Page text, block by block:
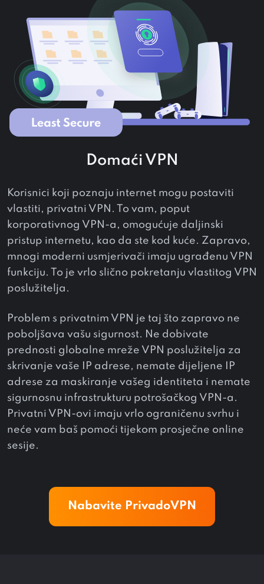
Domaći VPN
Korisnici koji poznaju internet mogu postaviti
vlastiti, privatni VPN. To vam, poput
korporativnog VPN-a, omogućuje daljinski
pristup internetu, kao da ste kod kuće. Zapravo,
mnogi moderni usmjerivači imaju ugrađenu VPN
funkciju. To je vrlo slično pokretanju vlastitog VPN
poslužitelja.
Problem s privatnim VPN je taj što zapravo ne
poboljšava vašu sigurnost. Ne dobivate
prednosti globalne mreže VPN poslužitelja za
skrivanje vaše IP adrese, nemate dijeljene IP
adrese za maskiranje vašeg identiteta i nemate
sigurnosnu infrastrukturu potrošačkog VPN-a.
Privatni VPN-ovi imaju vrlo ograničenu svrhu i
neće vam baš pomoći tijekom prosječne online
sesije.
Nabavite PrivadoVPN